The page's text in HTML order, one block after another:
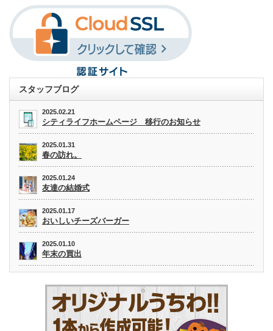
スタッフブログ
2025.02.21
シティライフホームページ 移行のお知らせ
2025.01.31
春の訪れ。
2025.01.24
友達の結婚式
2025.01.17
おいしいチーズバーガー
2025.01.10
年末の買出